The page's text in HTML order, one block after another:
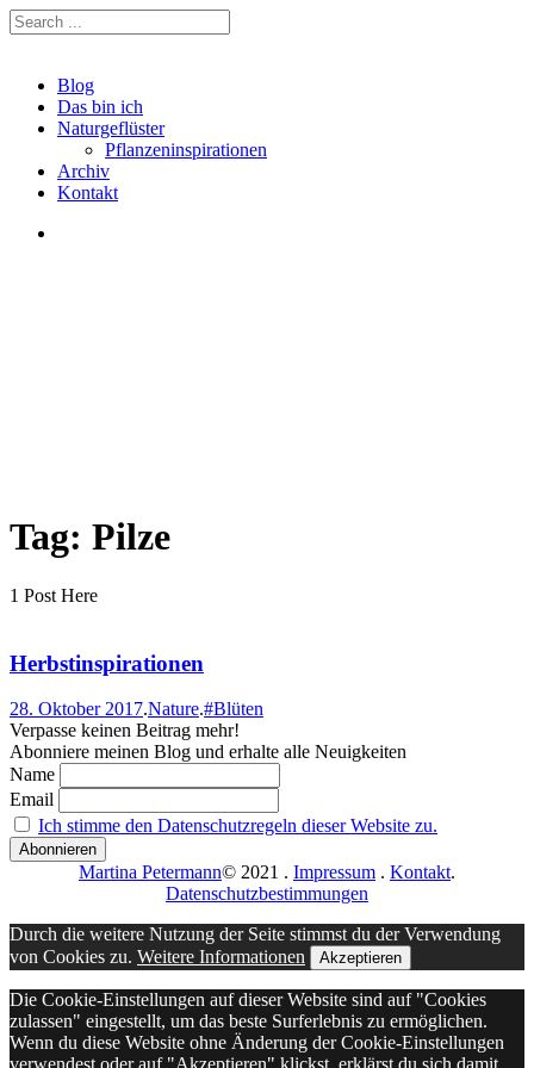
Blog
Das bin ich
Naturgeflüster
Pflanzeninspirationen
Archiv
Kontakt
Tag: Pilze
1 Post Here
Herbstinspirationen
28. Oktober 2017.Nature.#Blüten
Verpasse keinen Beitrag mehr!
Abonniere meinen Blog und erhalte alle Neuigkeiten
Name
Email
Ich stimme den Datenschutzregeln dieser Website zu.
Martina Petermann© 2021 . Impressum . Kontakt.
Datenschutzbestimmungen
Durch die weitere Nutzung der Seite stimmst du der Verwendung
von Cookies zu. Weitere Informationen Akzeptieren
Die Cookie-Einstellungen auf dieser Website sind auf "Cookies
zulassen" eingestellt, um das beste Surferlebnis zu ermöglichen.
Wenn du diese Website ohne Änderung der Cookie-Einstellungen